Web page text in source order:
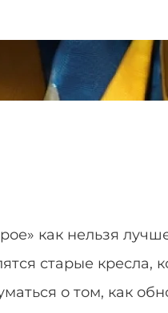
как нельзя
старые кресла,
о том, как